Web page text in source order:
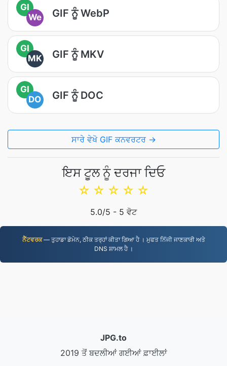
GI
We
GIF ਨੂੰ WebP
GI
MK
GIF ਨੂੰ MKV
GI
DO
GIF ਨੂੰ DOC
ਸਾਰੇ ਵੇਖੋ GIF ਕਨਵਰਟਰ →
ਇਸ ਟੂਲ ਨੂੰ ਦਰਜਾ ਦਿਓ
☆
☆
☆
☆
☆
5.0/5 - 5 ਵੋਟ
ਨੈੱਟਵਰਕ— ਤੁਹਾਡਾ ਡੋਮੇਨ, ਠੀਕ ਤਰ੍ਹਾਂ ਕੀਤਾ ਗਿਆ ਹੈ । ਮੁਫਤ ਨਿੱਜੀ ਜਾਣਕਾਰੀ ਅਤੇ
DNS ਸ਼ਾਮਲ ਹੈ ।
JPG.to
2019 ਤੋਂ ਬਦਲੀਆਂ ਗਈਆਂ ਫ਼ਾਈਲਾਂ